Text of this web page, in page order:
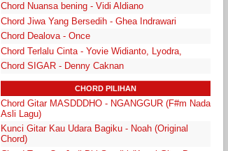
Chord Nuansa bening - Vidi Aldiano
Chord Jiwa Yang Bersedih - Ghea Indrawari
Chord Dealova - Once
Chord Terlalu Cinta - Yovie Widianto, Lyodra,
Chord SIGAR - Denny Caknan
CHORD PILIHAN
Chord Gitar MASDDDHO - NGANGGUR (F#m Nada
Asli Lagu)
Kunci Gitar Kau Udara Bagiku - Noah (Original
Chord)